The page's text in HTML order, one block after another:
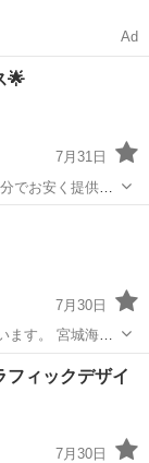
Ad
🌟
7月31日
でお安く提供出
ますと色々とアド
ので、何なりと
7月30日
ます。 宮城海岸
ァーベッド2台
フィックデザイ
7月30日